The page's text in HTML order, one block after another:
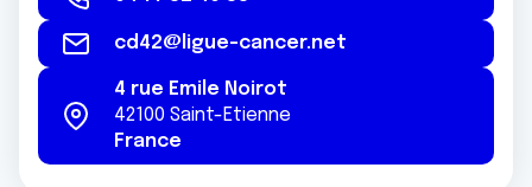
cd42@ligue-cancer.net
4 rue Emile Noirot
42100 Saint-Etienne
France